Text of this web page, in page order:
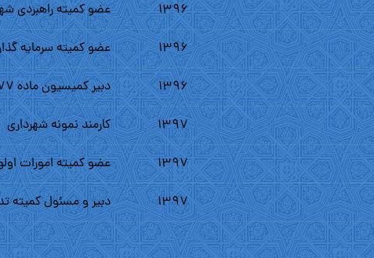
۱۳۹۶ عضو کمیته راهبردى
۱۳۹۶ عضو کمیته سرمایه
۱۳۹۶ دبیر کمیسیون ماده ۷۷
۱۳۹۷ کارمند نمونه شهردارى
۱۳۹۷ عضو کمیته امورات
۱۳۹۷ دبیر و مسئول کمیته